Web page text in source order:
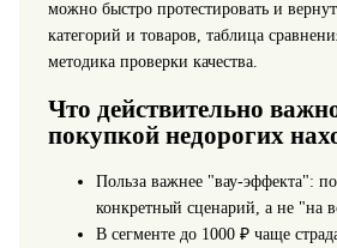
можно быстро протестировать и
категорий и товаров, таблица
методика проверки качества.
Что действительно
покупкой недорогих
Польза важнее "вау-эффекта":
конкретный сценарий, а не "на
В сегменте до 1000 ₽ чаще